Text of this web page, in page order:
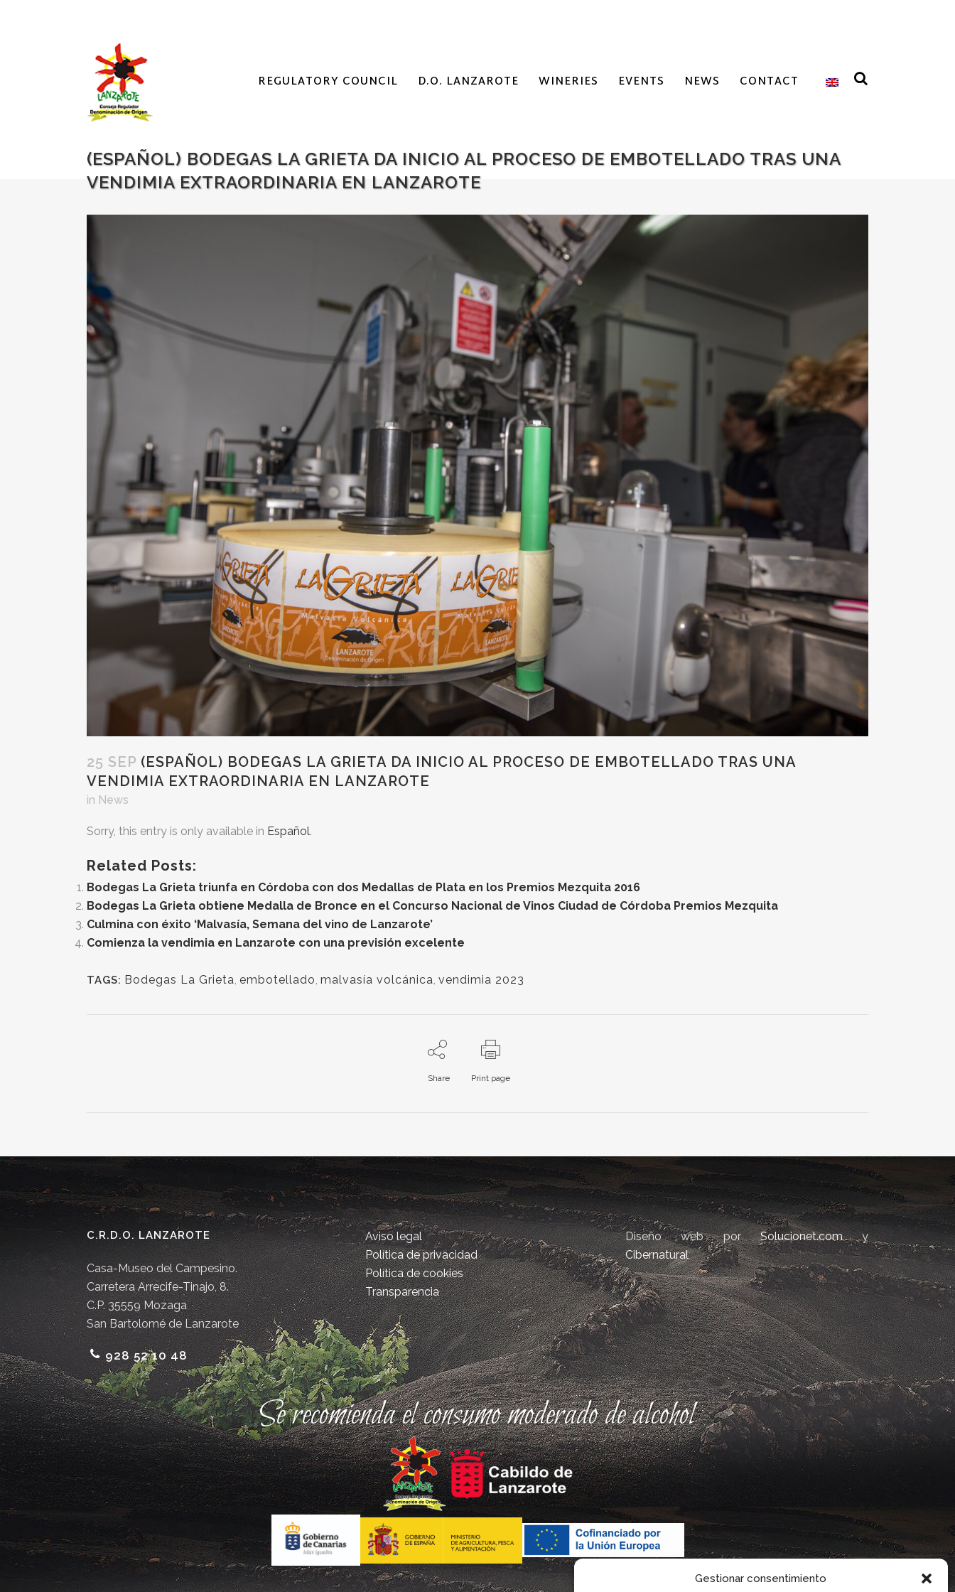
Gestionar consentimiento
REGULATORY COUNCIL D.O. LANZAROTE WINERIES EVENTS NEWS CONTACT
(ESPAÑOL) BODEGAS LA GRIETA DA INICIO AL PROCESO DE EMBOTELLADO TRAS UNA
VENDIMIA EXTRAORDINARIA EN LANZAROTE
25 SEP (ESPAÑOL) BODEGAS LA GRIETA DA INICIO AL PROCESO DE EMBOTELLADO TRAS UNA
VENDIMIA EXTRAORDINARIA EN LANZAROTE
in News
Sorry, this entry is only available in Español.
Related Posts:
Bodegas La Grieta triunfa en Córdoba con dos Medallas de Plata en los Premios Mezquita 2016
Bodegas La Grieta obtiene Medalla de Bronce en el Concurso Nacional de Vinos Ciudad de Córdoba Premios Mezquita
Culmina con éxito ‘Malvasía, Semana del vino de Lanzarote’
Comienza la vendimia en Lanzarote con una previsión excelente
TAGS: Bodegas La Grieta, embotellado, malvasía volcánica, vendimia 2023
Share Print page
C.R.D.O. LANZAROTE
Casa-Museo del Campesino.
Carretera Arrecife-Tinajo, 8.
C.P. 35559 Mozaga
San Bartolomé de Lanzarote
928 52 10 48
Aviso legal
Política de privacidad
Política de cookies
Transparencia
Diseño web porSolucionet.comy
Cibernatural
Se recomienda el consumo moderado de alcohol